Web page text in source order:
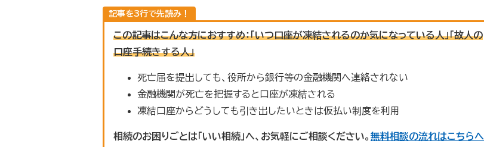
この記事はこんな方におすすめ：「いつ口座が凍結されるのか気になっている人」「故人の
口座手続きする人」
死亡届を提出しても、役所から銀行等の金融機関へ連絡されない
金融機関が死亡を把握すると口座が凍結される
凍結口座からどうしても引き出したいときは仮払い制度を利用
相続のお困りごとは「いい相続」へ、お気軽にご相談ください。 無料相談の流れはこちらへ